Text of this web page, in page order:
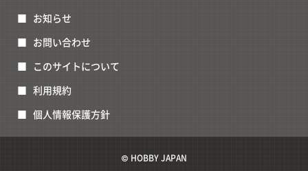
お知らせ
お問い合わせ
このサイトについて
利用規約
個人情報保護方針
© HOBBY JAPAN